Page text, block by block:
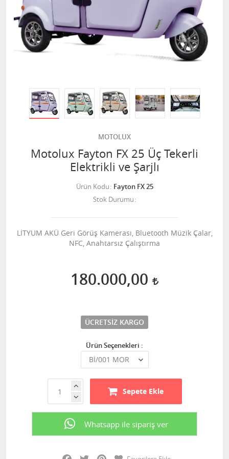
MOTOLUX
Motolux Fayton FX 25 Üç Tekerli
Elektrikli ve Şarjlı
Ürün Kodu Fayton FX 25
Stok Durumu
LİTYUM AKÜ Geri Görüş Kamerası, Bluetooth Müzik Çalar,
NFC, Anahtarsız Çalıştırma
180.000,00
ÜCRETSIZ KARGO
Ürün Seçenekleri :
Sepete Ekle
Whatsapp ile sipariş ver
Facebook
Twitter Pinterest